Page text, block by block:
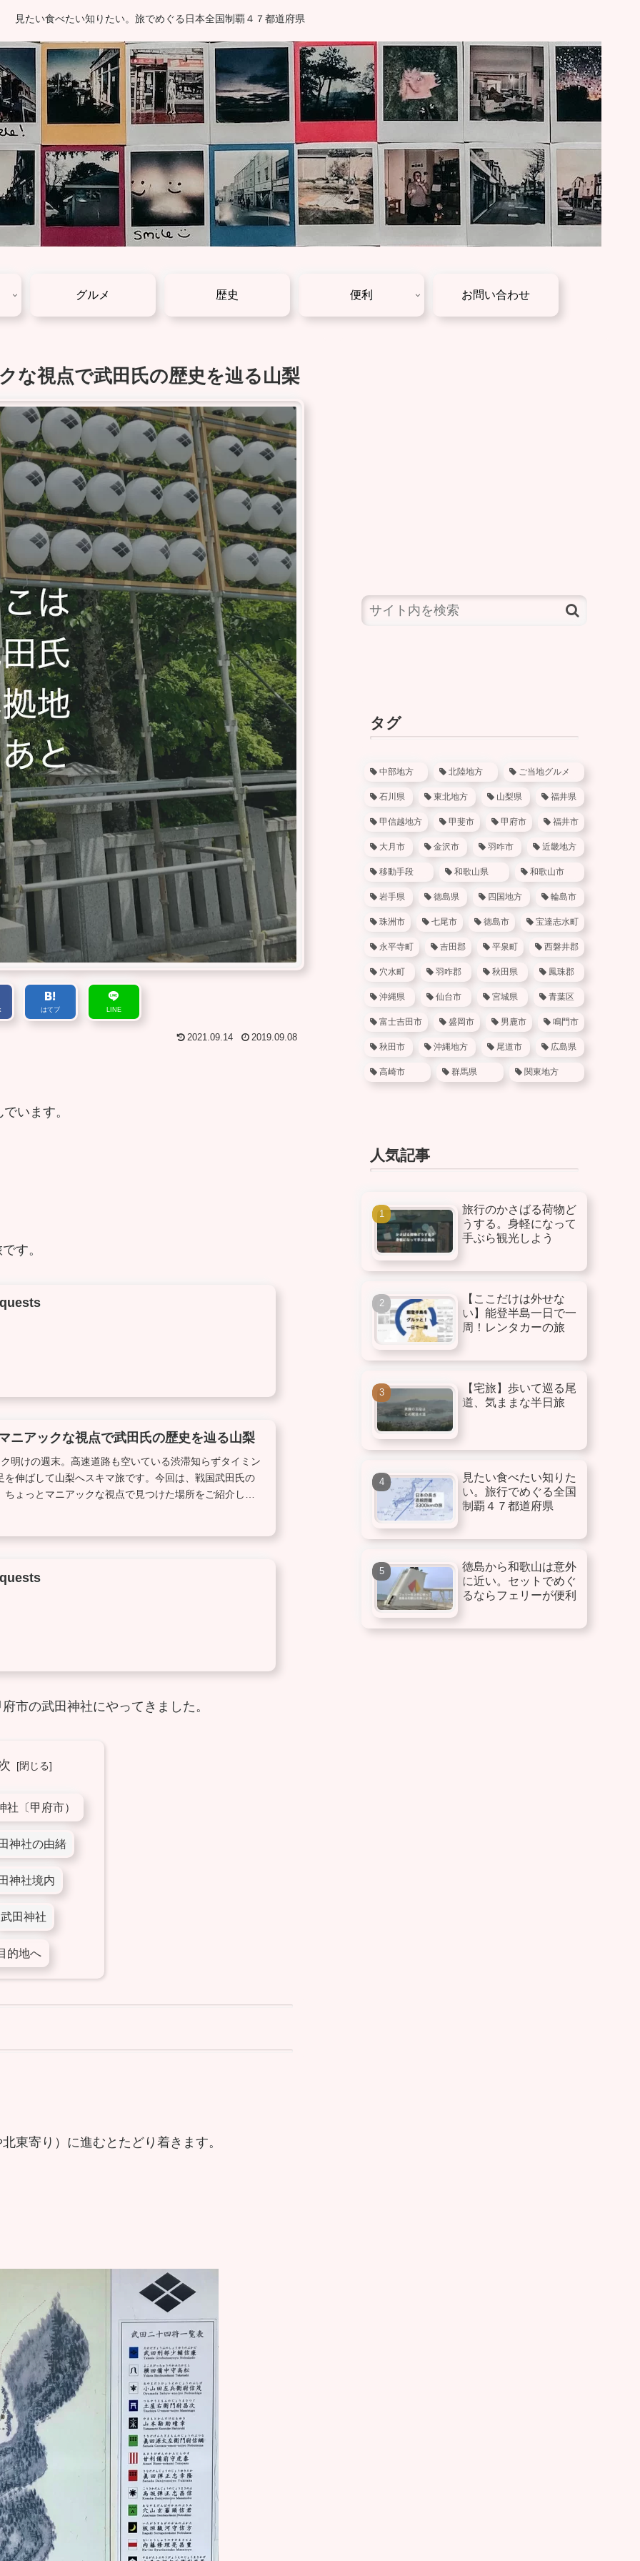
見たい食べたい知りたい。旅でめぐる日本全国制覇４７都道府県
グルメ 歴史 便利 お問い合わせ
な視点で武田氏の歴史を辿る山梨
はてブ LINE
2021.09.14 2019.09.08
います。
す。
ニアックな視点で武田氏の歴史を辿る山梨
明けの週末。高速道路も空いている渋滞知らずタイミン
を伸ばして山梨へスキマ旅です。今回は、戦国武田氏の
ょっとマニアックな視点で見つけた場所をご紹介しま
市の武田神社にやってきました。
社〔甲府市）
神社の由緒
神社境内
武田神社
的地へ
東寄り）に進むとたどり着きます。
タグ
中部地方 北陸地方 ご当地グルメ
石川県 東北地方 山梨県 福井県
甲信越地方 甲斐市 甲府市 福井市
大月市 金沢市 羽咋市 近畿地方
移動手段 和歌山県 和歌山市
岩手県 徳島県 四国地方 輪島市
珠洲市 七尾市 徳島市 宝達志水町
永平寺町 吉田郡 平泉町 西磐井郡
穴水町 羽咋郡 秋田県 鳳珠郡
沖縄県 仙台市 宮城県 青葉区
富士吉田市 盛岡市 男鹿市 鳴門市
秋田市 沖縄地方 尾道市 広島県
高崎市 群馬県 関東地方
人気記事
旅行のかさばる荷物ど
うする。身軽になって
手ぶら観光しよう
【ここだけは外せな
い】能登半島一日で一
周！レンタカーの旅
【宅旅】歩いて巡る尾
道、気ままな半日旅
見たい食べたい知りた
い。旅行でめぐる全国
制覇４７都道府県
徳島から和歌山は意外
に近い。セットでめぐ
るならフェリーが便利